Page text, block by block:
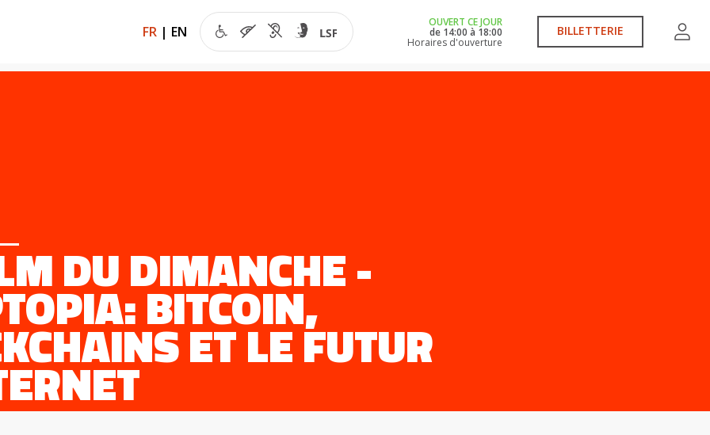
FR | EN
OUVERT CE JOUR
de 14:00 à 18:00
Horaires d'ouverture
BILLETTERIE
DU DIMANCHE -
BITCOIN,
ET LE FUTUR